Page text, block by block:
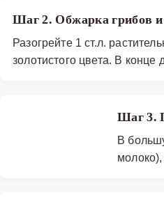
Шаг 2. Обжарка грибов и
Разогрейте 1 ст.л.
золотистого цвета. В
Шаг 3.
В